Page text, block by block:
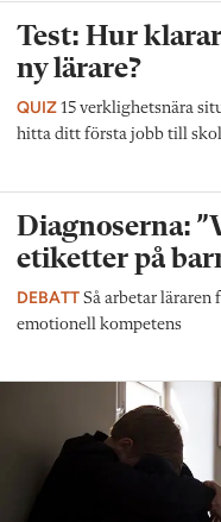
Test: Hur
ny lärare?
QUIZ 15 verklighetsnära
hitta ditt första jobb till
Diagnoserna:
etiketter på
DEBATT Så arbetar läraren
emotionell kompetens